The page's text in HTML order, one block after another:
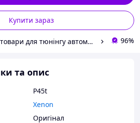
Купити зараз
Продавець СвітАвто (товари для тюнінгу автомобілів ВАЗ) 96%
та опис
P45t
Xenon
Оригінал